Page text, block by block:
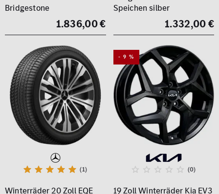
Bridgestone
1.836,00 €
Speichen silber
1.332,00 €
(1)
Winterräder 20 Zoll EQE
- 9 %
(0)
19 Zoll Winterräder Kia EV3